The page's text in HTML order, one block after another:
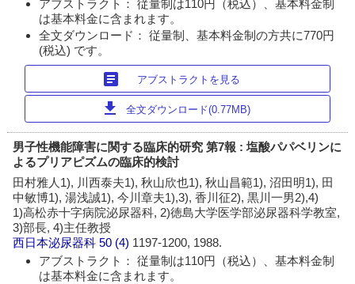
アブストラクト： 従量制は110円（税込）、基本料金制
は基本料金に含まれます。
全文ダウンロード： 従量制、基本料金制の方共に770円
(税込) です。
article アブストラクトを見る
download 全文ダウンロード(0.77MB)
男子性機能障害に関する臨床的研究 第7報 : 塩酸パパベリンに
よるプリアピズムの臨床的検討
田村雅人1), 川西泰夫1), 秋山欣也1), 秋山昌範1), 沼田明1), 田
中敏博1), 湯浅誠1), 今川章夫1),3), 香川征2), 黒川一男2),4)
1)高松赤十字病院泌尿器科, 2)徳島大学医学部泌尿器科学教室,
3)部長, 4)主任教授
西日本泌尿器科 50 (4) 1197-1200, 1988.
アブストラクト： 従量制は110円（税込）、基本料金制
は基本料金に含まれます。